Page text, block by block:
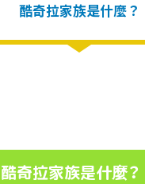
酷奇拉家族是什麼？
酷奇拉家族是什麼？